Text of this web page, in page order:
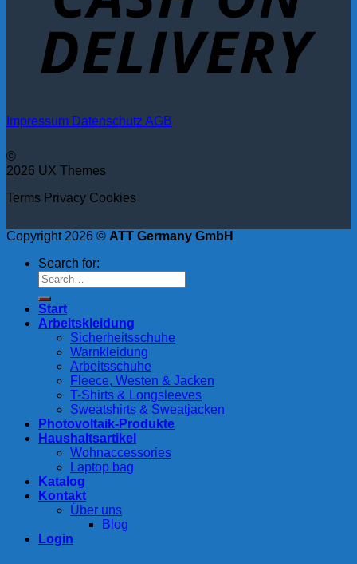
Impressum Datenschutz AGB
©
2026 UX Themes
Terms Privacy Cookies
Copyright 2026 © ATT Germany GmbH
Search for:
Start
Arbeitskleidung
Sicherheitsschuhe
Warnkleidung
Arbeitsschuhe
Fleece, Westen & Jacken
T-Shirts & Longsleeves
Sweatshirts & Sweatjacken
Photovoltaik-Produkte
Haushaltsartikel
Wohnaccessories
Laptop bag
Katalog
Kontakt
Über uns
Blog
Login